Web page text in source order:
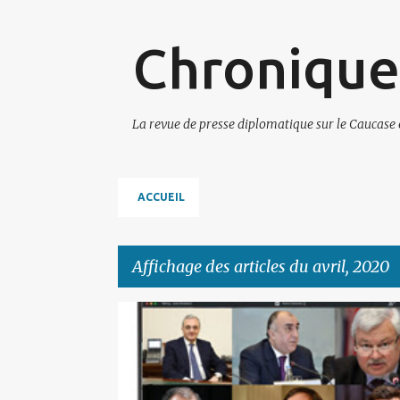
La revue de presse diplomatique sur le
ACCUEIL
Affichage des articles du avril, 2020
GROUPE DE MINSK